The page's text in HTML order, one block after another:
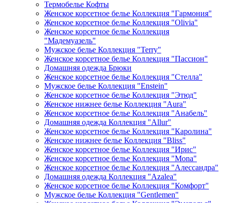
Термобелье Кофты
Женское корсетное белье Коллекция "Гармония"
Женское корсетное белье Коллекция "Olivia"
Женское корсетное белье Коллекция
"Мадемуазель"
Мужское белье Коллекция "Terry"
Женское корсетное белье Коллекция "Пассион"
Домашняя одежда Брюки
Женское корсетное белье Коллекция "Стелла"
Мужское белье Коллекция "Enstein"
Женское корсетное белье Коллекция "Этюд"
Женское нижнее белье Коллекция "Aura"
Женское корсетное белье Коллекция "Анабель"
Домашняя одежда Коллекция "Allur"
Женское корсетное белье Коллекция "Каролина"
Женское нижнее белье Коллекция "Bliss"
Женское корсетное белье Коллекция "Ирис"
Женское корсетное белье Коллекция "Mona"
Женское корсетное белье Коллекция "Алессандра"
Домашняя одежда Коллекция "Azalea"
Женское корсетное белье Коллекция "Комфорт"
Мужское белье Коллекция "Gentlemen"